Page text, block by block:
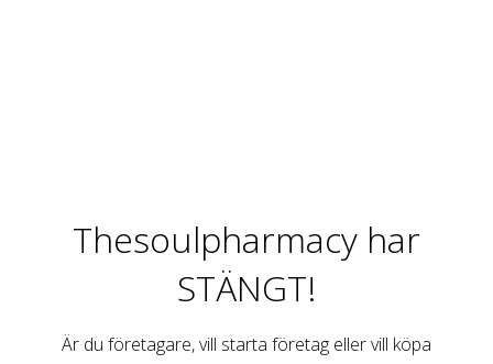
Thesoulpharmacy har
STÄNGT!
Är du företagare, vill starta företag eller vill köpa